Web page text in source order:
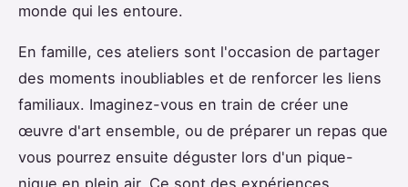
monde qui les entoure.
En famille, ces ateliers sont l'occasion de partager
des moments inoubliables et de renforcer les liens
familiaux. Imaginez-vous en train de créer une
œuvre d'art ensemble, ou de préparer un repas que
vous pourrez ensuite déguster lors d'un pique-
nique en plein air. Ce sont des expériences